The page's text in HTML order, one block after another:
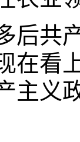
后共
在看
主义